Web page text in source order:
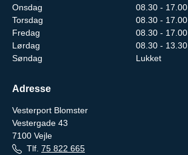
Onsdag
08.30 - 17.00
Torsdag
08.30 - 17.00
Fredag
08.30 - 17.00
Lørdag
08.30 - 13.30
Søndag
Lukket
Adresse
Vesterport Blomster
Vestergade 43
7100 Vejle
Tlf. 75 822 665